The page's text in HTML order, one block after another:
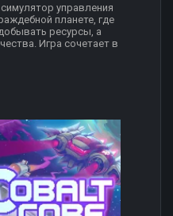
управления
планете, где
ресурсы, а
Игра сочетает в